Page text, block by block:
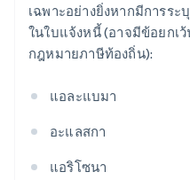
เฉพาะอย่างยิ่งหากมีการร
ในใบแจ้งหนี้ (อาจมีข้อยก
กฎหมายภาษีท้องถิ่น):
แอละแบมา
อะแลสกา
แอริโซนา